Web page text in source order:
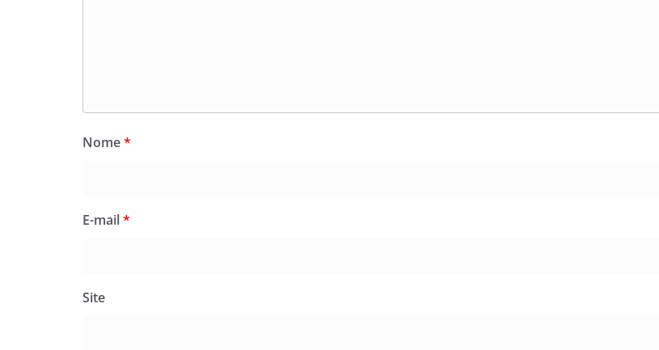
Nome*
E-mail*
Site